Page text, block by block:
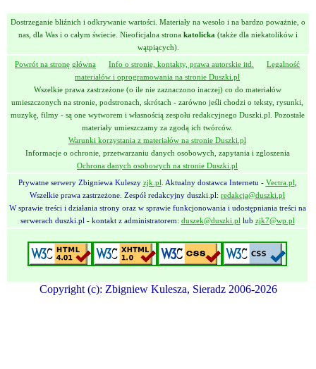
Dostrzeganie bliźnich i odkrywanie wartości. Materiały na wesoło i na bardzo poważnie, o
nas, dla Was i o całym świecie. Nieoficjalna strona katolicka (także dla niekatolików i
wątpiących).
Powrót na stronę główną
Info o stronie, kontakty, prawa autorskie itd.
Legalność
materiałów i oprogramowania na stronie Duszki.pl
Wszelkie prawa zastrzeżone (o ile nie zaznaczono inaczej) co do materiałów
umieszczonych na stronie, podstronach, skrótach - zarówno jeśli chodzi o teksty, rysunki,
muzykę, filmy - są one wytworem i własnością zespołu redakcyjnego Duszki.pl. Pozostałe
materiały umieszczamy za zgodą ich twórców.
Warunki korzystania z materiałów na stronie Duszki.pl
Informacje o ochronie, przetwarzaniu danych osobowych, zapytania i zgloszenia
Ochrona danych osobowych na stronie Duszki.pl
Prywatne serwery Zbigniewa Kuleszy zjk.pl . Aktualny dostawca Internetu - Vectra.pl
Wszelkie prawa zastrzeżone. Zespół redakcyjny duszki.pl: redakcja@duszki.pl
W sprawie treści i działania strony oraz w sprawie funkcjonowania i udostępniania treści na
serwerach duszki.pl - kontakt z administratorem: duszek@duszki.pl lub zjk7@wp.pl
Copyright (c): Zbigniew Kulesza, Sieradz 2006-2026